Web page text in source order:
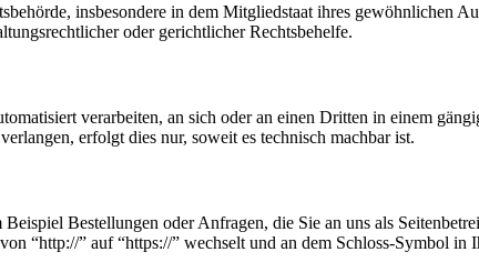
insbesondere in dem Mitgliedstaat ihres gewöhnlichen
oder gerichtlicher Rechtsbehelfe.
verarbeiten, an sich oder an einen Dritten in einem
erfolgt dies nur, soweit es technisch machbar ist.
Bestellungen oder Anfragen, die Sie an uns als
“http://” auf “https://” wechselt und an dem Schloss-Symbol in